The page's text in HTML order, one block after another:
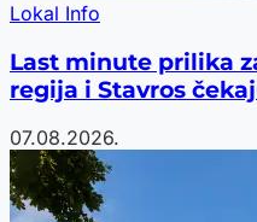
Lokal Info
Last minute prilika
regija i Stavros
07.08.2026.